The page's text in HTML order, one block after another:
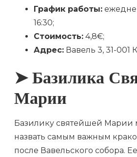
График работы:
16:30;
Стоимость: 4,8€;
Адрес: Вавель 3, 31-001
➤ Базилика
Марии
Базилику святейшей Марии
назвать самым важным
после Вавельского собора.